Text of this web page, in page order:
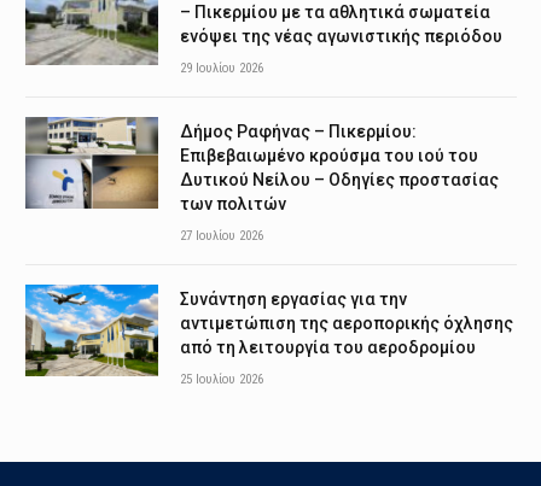
– Πικερμίου με τα αθλητικά σωματεία
ενόψει της νέας αγωνιστικής περιόδου
29 Ιουλίου 2026
Δήμος Ραφήνας – Πικερμίου:
Επιβεβαιωμένο κρούσμα του ιού του
Δυτικού Νείλου – Οδηγίες προστασίας
των πολιτών
27 Ιουλίου 2026
Συνάντηση εργασίας για την
αντιμετώπιση της αεροπορικής όχλησης
από τη λειτουργία του αεροδρομίου
25 Ιουλίου 2026